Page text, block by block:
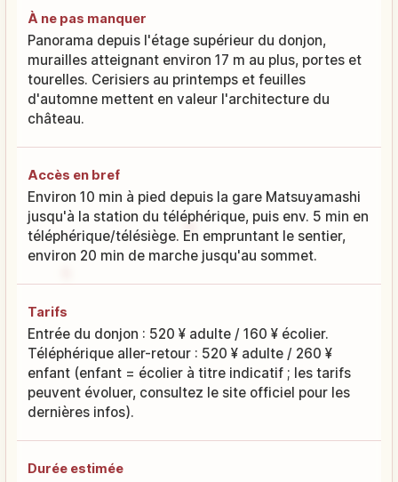
À ne pas manquer
Panorama depuis l'étage supérieur du donjon,
murailles atteignant environ 17 m au plus, portes et
tourelles. Cerisiers au printemps et feuilles
d'automne mettent en valeur l'architecture du
château.
Accès en bref
Environ 10 min à pied depuis la gare Matsuyamashi
jusqu'à la station du téléphérique, puis env. 5 min en
téléphérique/télésiège. En empruntant le sentier,
environ 20 min de marche jusqu'au sommet.
Tarifs
Entrée du donjon : 520 ¥ adulte / 160 ¥ écolier.
Téléphérique aller-retour : 520 ¥ adulte / 260 ¥
enfant (enfant = écolier à titre indicatif ; les tarifs
peuvent évoluer, consultez le site officiel pour les
dernières infos).
Durée estimée